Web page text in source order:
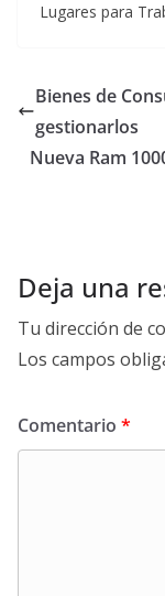
Lugares para
Bienes de
gestionarlos
Nueva Ram
Deja una
Tu dirección de
Los campos
Comentario *